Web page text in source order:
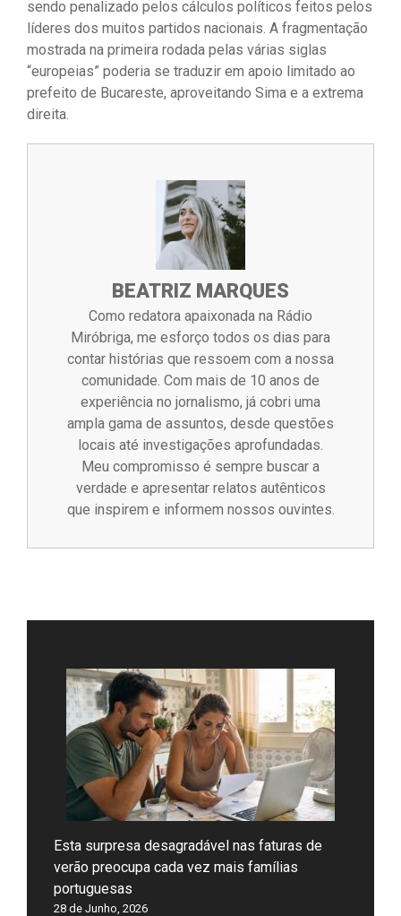
sendo penalizado pelos cálculos políticos feitos pelos
líderes dos muitos partidos nacionais. A fragmentação
mostrada na primeira rodada pelas várias siglas
“europeias” poderia se traduzir em apoio limitado ao
prefeito de Bucareste, aproveitando Sima e a extrema
direita.
BEATRIZ MARQUES
Como redatora apaixonada na Rádio
Miróbriga, me esforço todos os dias para
contar histórias que ressoem com a nossa
comunidade. Com mais de 10 anos de
experiência no jornalismo, já cobri uma
ampla gama de assuntos, desde questões
locais até investigações aprofundadas.
Meu compromisso é sempre buscar a
verdade e apresentar relatos autênticos
que inspirem e informem nossos ouvintes.
Esta surpresa desagradável nas faturas de
verão preocupa cada vez mais famílias
portuguesas
28 de Junho, 2026